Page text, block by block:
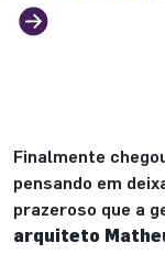
Finalmente
pensando em
prazeroso que a
arquiteto